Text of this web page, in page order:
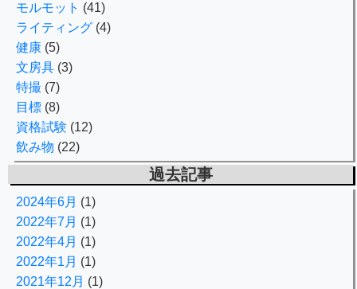
モルモット (41)
ライティング (4)
健康 (5)
文房具 (3)
特撮 (7)
目標 (8)
資格試験 (12)
飲み物 (22)
過去記事
2024年6月 (1)
2022年7月 (1)
2022年4月 (1)
2022年1月 (1)
2021年12月 (1)